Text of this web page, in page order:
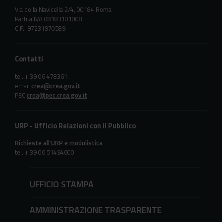
Via della Navicella 2/4, 00184 Roma
Partita IVA 08183101008
C.F.: 97231970589
Contatti
tel. + 39 06 478361
email crea@crea.gov.it
PEC crea@pec.crea.gov.it
URP - Ufficio Relazioni con il Pubblico
Richieste all'URP e modulistica
tel. + 39 06 51494600
UFFICIO STAMPA
AMMINISTRAZIONE TRASPARENTE